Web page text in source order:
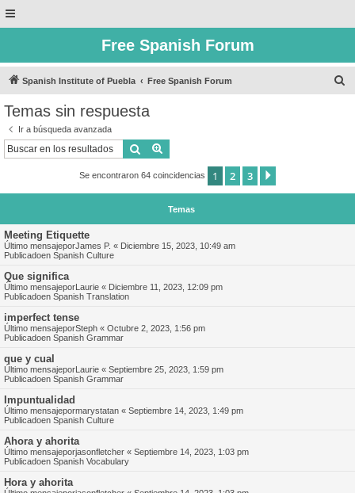
Free Spanish Forum
Spanish Institute of Puebla Free Spanish Forum
Temas sin respuesta
Ir a búsqueda avanzada
Buscar
Se encontraron 64 coincidencias 1 2 3
Temas
Meeting Etiquette
Último mensajeporJames P. « Diciembre 15, 2023, 10:49 am
Publicadoen Spanish Culture
Que significa
Último mensajeporLaurie « Diciembre 11, 2023, 12:09 pm
Publicadoen Spanish Translation
imperfect tense
Último mensajeporSteph « Octubre 2, 2023, 1:56 pm
Publicadoen Spanish Grammar
que y cual
Último mensajeporLaurie « Septiembre 25, 2023, 1:59 pm
Publicadoen Spanish Grammar
Impuntualidad
Último mensajepormarystatan « Septiembre 14, 2023, 1:49 pm
Publicadoen Spanish Culture
Ahora y ahorita
Último mensajeporjasonfletcher « Septiembre 14, 2023, 1:03 pm
Publicadoen Spanish Vocabulary
Hora y ahorita